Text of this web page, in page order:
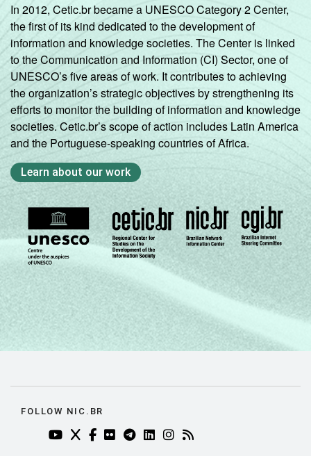
In 2012, Cetic.br became a UNESCO Category 2 Center,
the first of its kind dedicated to the development of
information and knowledge societies. The Center is linked
to the Communication and Information (CI) Sector, one of
UNESCO’s five areas of work. It contributes to achieving
the organization’s strategic objectives by strengthening its
efforts to monitor the building of information and knowledge
societies. Cetic.br’s scope of action includes Latin America
and the Portuguese-speaking countries of Africa.
Learn about our work
FOLLOW NIC.BR
YOUTUBE DO NIC.BR (ABRE EM NOVA ABA)
TWITTER DO NIC.BR (ABRE EM NOVA ABA)
FACEBOOK DO NIC.BR (ABRE EM NOVA
FLICKR DO NIC.BR (ABRE EM NOVA
TELEGRAM DO NIC.BR (ABRE EM
LINKEDIN DO NIC.BR (ABRE
INSTAGRAM DO NIC.BR
RSS DO NIC.BR (ABRE